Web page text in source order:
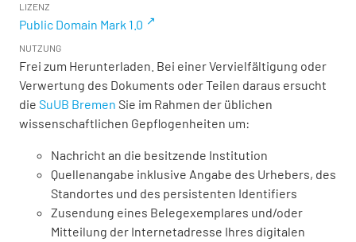
LIZENZ
Public Domain Mark 1.0
NUTZUNG
Frei zum Herunterladen. Bei einer Vervielfältigung oder
Verwertung des Dokuments oder Teilen daraus ersucht
die SuUB Bremen Sie im Rahmen der üblichen
wissenschaftlichen Gepflogenheiten um:
Nachricht an die besitzende Institution
Quellenangabe inklusive Angabe des Urhebers, des
Standortes und des persistenten Identifiers
Zusendung eines Belegexemplares und/oder
Mitteilung der Internetadresse Ihres digitalen